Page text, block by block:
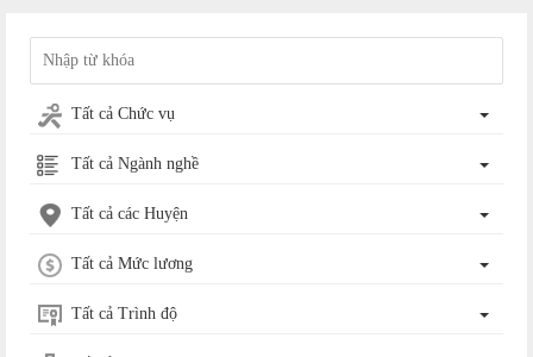
Tất cả Chức vụ
Tất cả Ngành nghề
Tất cả các Huyện
Tất cả Mức lương
Tất cả Trình độ